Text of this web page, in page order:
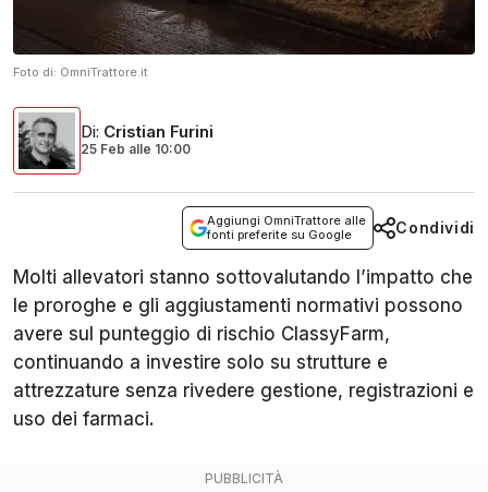
Foto di: OmniTrattore.it
Di: Cristian Furini
25 Feb alle 10:00
Aggiungi OmniTrattore alle
fonti preferite su Google
Condividi
Molti allevatori stanno sottovalutando l’impatto che
le proroghe e gli aggiustamenti normativi possono
avere sul punteggio di rischio ClassyFarm,
continuando a investire solo su strutture e
attrezzature senza rivedere gestione, registrazioni e
uso dei farmaci.